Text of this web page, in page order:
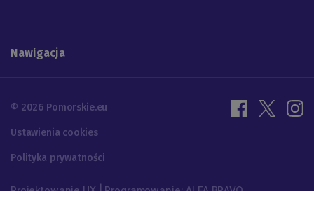
Nawigacja
© 2026 Pomorskie.eu
Ustawienia cookies
Polityka prywatności
Projektowanie UX | Programowanie: ALFA BRAVO